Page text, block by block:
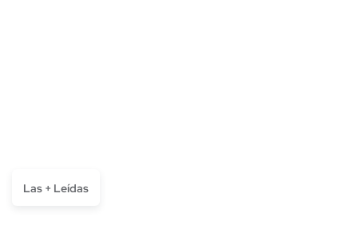
Las + Leídas